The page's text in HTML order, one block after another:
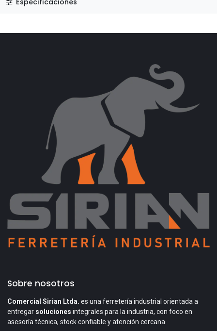
Especificaciones
Sobre nosotros
Comercial Sirian Ltda. es una ferretería industrial orientada a
entregar soluciones integrales para la industria, con foco en
asesoría técnica, stock confiable y atención cercana.